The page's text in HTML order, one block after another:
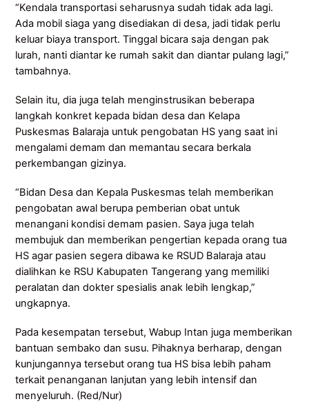
“Kendala transportasi seharusnya sudah tidak ada lagi.
Ada mobil siaga yang disediakan di desa, jadi tidak perlu
keluar biaya transport. Tinggal bicara saja dengan pak
lurah, nanti diantar ke rumah sakit dan diantar pulang lagi,”
tambahnya.
Selain itu, dia juga telah menginstrusikan beberapa
langkah konkret kepada bidan desa dan Kelapa
Puskesmas Balaraja untuk pengobatan HS yang saat ini
mengalami demam dan memantau secara berkala
perkembangan gizinya.
“Bidan Desa dan Kepala Puskesmas telah memberikan
pengobatan awal berupa pemberian obat untuk
menangani kondisi demam pasien. Saya juga telah
membujuk dan memberikan pengertian kepada orang tua
HS agar pasien segera dibawa ke RSUD Balaraja atau
dialihkan ke RSU Kabupaten Tangerang yang memiliki
peralatan dan dokter spesialis anak lebih lengkap,”
ungkapnya.
Pada kesempatan tersebut, Wabup Intan juga memberikan
bantuan sembako dan susu. Pihaknya berharap, dengan
kunjungannya tersebut orang tua HS bisa lebih paham
terkait penanganan lanjutan yang lebih intensif dan
menyeluruh. (Red/Nur)